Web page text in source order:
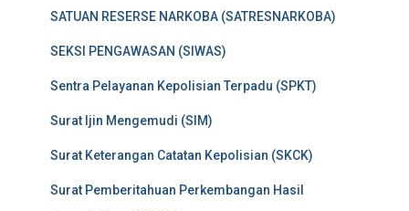
SATUAN RESERSE NARKOBA (SATRESNARKOBA)
SEKSI PENGAWASAN (SIWAS)
Sentra Pelayanan Kepolisian Terpadu (SPKT)
Surat Ijin Mengemudi (SIM)
Surat Keterangan Catatan Kepolisian (SKCK)
Surat Pemberitahuan Perkembangan Hasil